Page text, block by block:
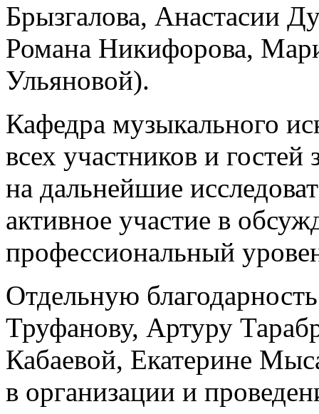
Брызгалова, Анастасии
Романа Никифорова,
Ульяновой).
Кафедра музыкального
всех участников и
на дальнейшие
активное участие в
профессиональный
Отдельную
Труфанову, Артуру
Кабаевой, Екатерине
в организации и